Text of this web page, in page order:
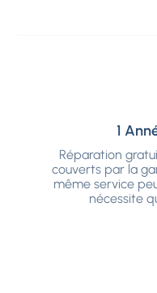
1
Réparation
couverts par la
même service
nécessite
Réparation
couverts par la
même service
nécessite